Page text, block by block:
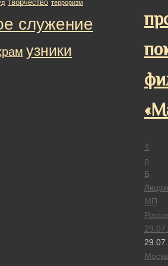
☦
р
Б
МП
творчество терроризм
служение
узники